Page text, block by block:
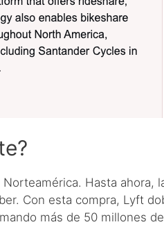
Hasta ahora,
Con esta compra, Lyft
más de 50 millones